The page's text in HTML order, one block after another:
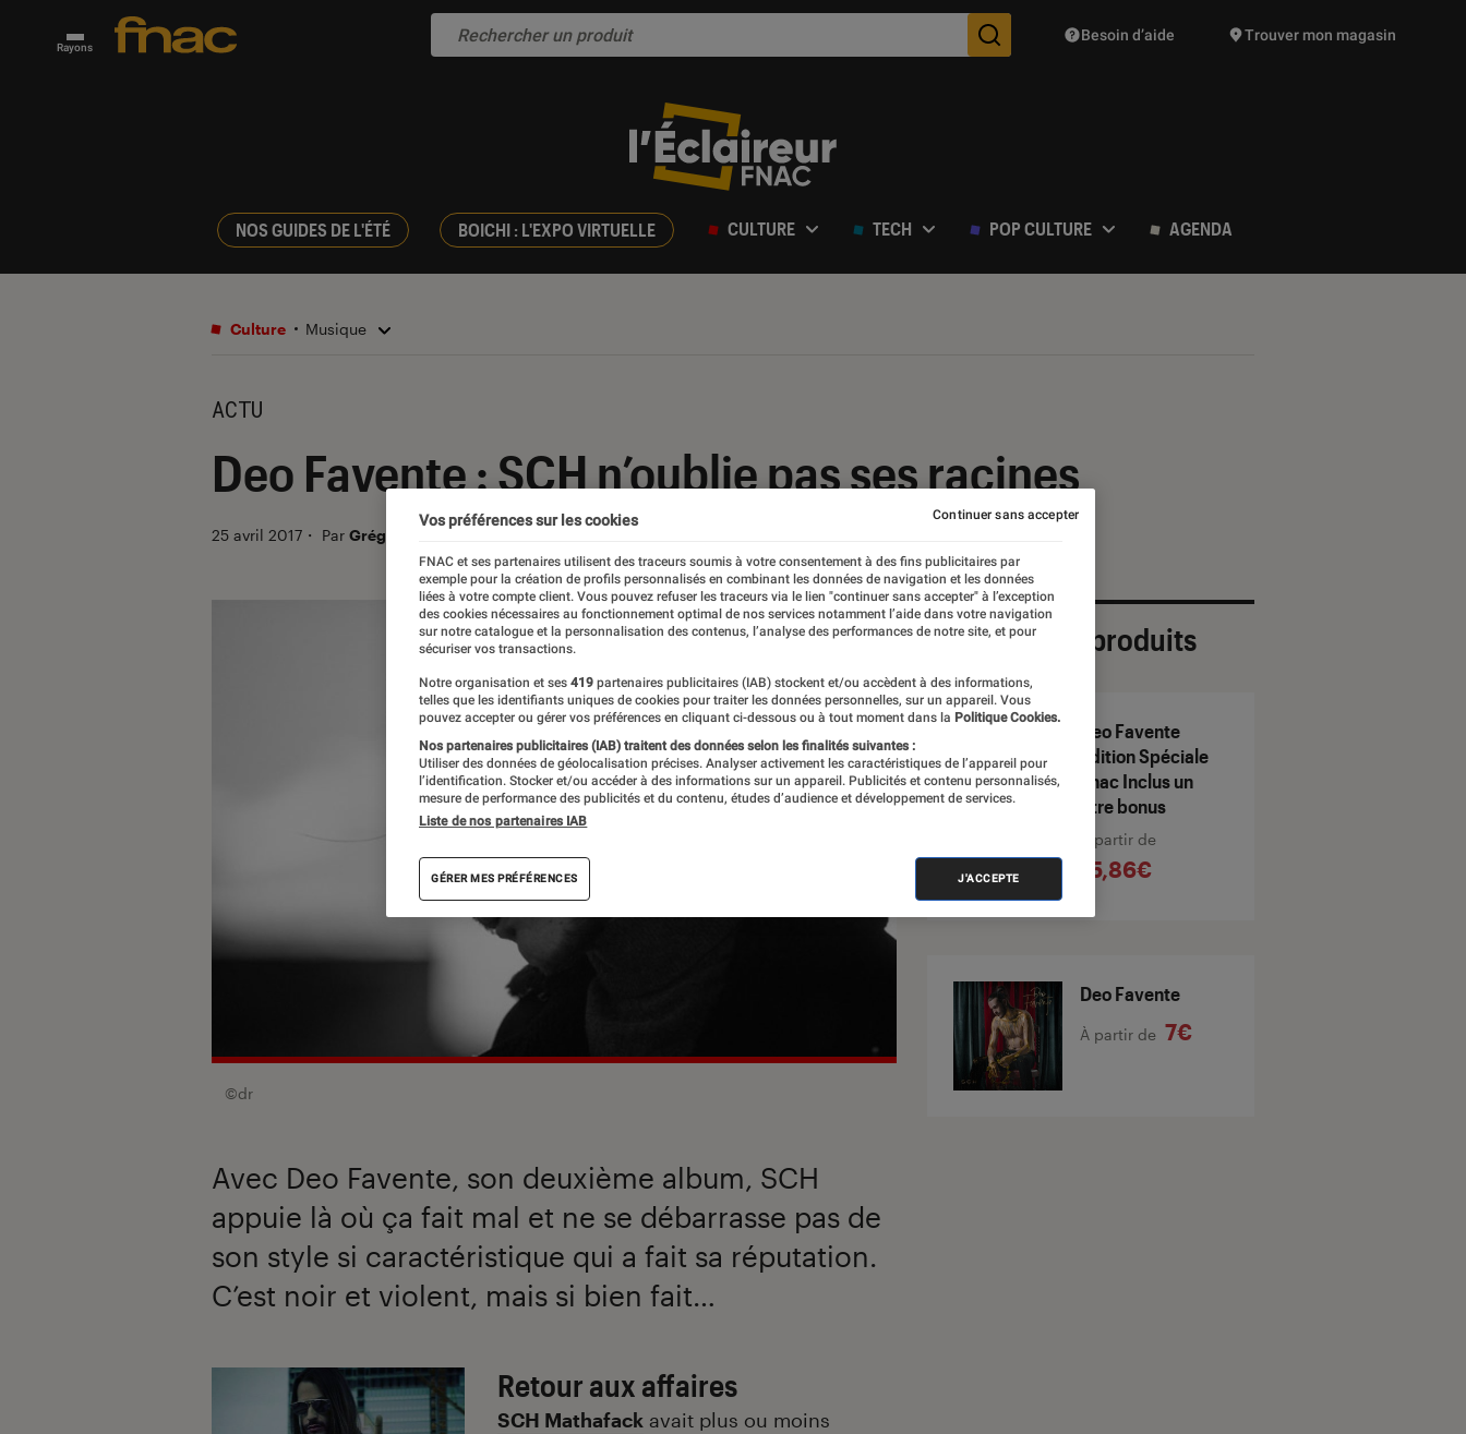
Rayons Des suggestions de produits vont vous être proposées
Besoin d’aide Trouver mon magasin
NOS GUIDES DE L'ÉTÉ BOICHI : L'EXPO VIRTUELLE CULTURE TECH POP CULTURE AGENDA
Culture Musique
ACTU
Deo Favente : SCH n’oublie pas ses racines
25 avril 2017 ・ Par Grégory
©dr
Avec Deo Favente, son deuxième album, SCH
appuie là où ça fait mal et ne se débarrasse pas de
son style si caractéristique qui a fait sa réputation.
C’est noir et violent, mais si bien fait…
Retour aux affaires
SCH Mathafack avait plus ou moins
Sélection de produits
Deo Favente
Edition Spéciale
Fnac Inclus un
titre bonus
À partir de
15,86€
Deo Favente
À partir de 7€
Vos préférences sur les cookies
FNAC et ses partenaires utilisent des traceurs soumis à votre consentement à des fins publicitaires par
exemple pour la création de profils personnalisés en combinant les données de navigation et les données
liées à votre compte client. Vous pouvez refuser les traceurs via le lien "continuer sans accepter" à l’exception
des cookies nécessaires au fonctionnement optimal de nos services notamment l’aide dans votre navigation
sur notre catalogue et la personnalisation des contenus, l’analyse des performances de notre site, et pour
sécuriser vos transactions.
Notre organisation et ses 419 partenaires publicitaires (IAB) stockent et/ou accèdent à des informations,
telles que les identifiants uniques de cookies pour traiter les données personnelles, sur un appareil. Vous
pouvez accepter ou gérer vos préférences en cliquant ci-dessous ou à tout moment dans la Politique Cookies.
Nos partenaires publicitaires (IAB) traitent des données selon les finalités suivantes :
Utiliser des données de géolocalisation précises. Analyser activement les caractéristiques de l’appareil pour
l’identification. Stocker et/ou accéder à des informations sur un appareil. Publicités et contenu personnalisés,
mesure de performance des publicités et du contenu, études d’audience et développement de services.
Liste de nos partenaires IAB
GÉRER MES PRÉFÉRENCES J'ACCEPTE
Continuer sans accepter